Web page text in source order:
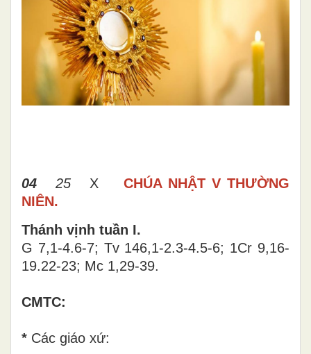
04 25 X CHÚA NHẬT V THƯỜNG
NIÊN.
Thánh vịnh tuần I.
G 7,1-4.6-7; Tv 146,1-2.3-4.5-6; 1Cr 9,16-
19.22-23; Mc 1,29-39.
CMTC:
* Các giáo xứ: